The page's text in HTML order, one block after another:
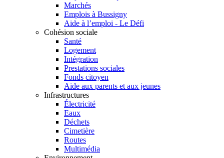
Marchés
Emplois à Bussigny
Aide à l’emploi - Le Défi
Cohésion sociale
Santé
Logement
Intégration
Prestations sociales
Fonds citoyen
Aide aux parents et aux jeunes
Infrastructures
Électricité
Eaux
Déchets
Cimetière
Routes
Multimédia